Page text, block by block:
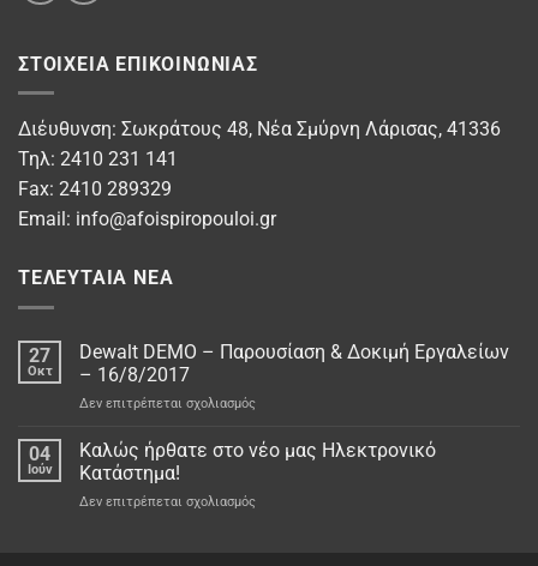
ΣΤΟΙΧΕΊΑ ΕΠΙΚΟΙΝΩΝΊΑΣ
Διέυθυνση: Σωκράτους 48, Νέα Σμύρνη Λάρισας, 41336
Τηλ: 2410 231 141
Fax: 2410 289329
Email: info@afoispiropouloi.gr
ΤΕΛΕΥΤΑΊΑ ΝΈΑ
27
Οκτ
Dewalt DEMO – Παρουσίαση & Δοκιμή Εργαλείων
– 16/8/2017
Δεν επιτρέπεται σχολιασμόςστο
DEMO
&
04
Ιούν
Καλώς ήρθατε στο νέo μας Ηλεκτρονικό
Κατάστημα!
Δεν επιτρέπεται σχολιασμόςστο